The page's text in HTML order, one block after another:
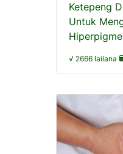
Ketepeng
Untuk
√ 2666 lailana